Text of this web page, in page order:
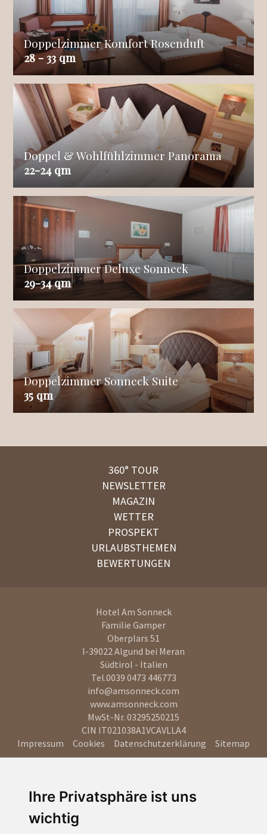
Ihre Privatsphäre ist uns
wichtig
Doppelzimmer Komfort Rosenduft
28 - 33 qm
Doppel & Wohlfühlzimmer Panorama
22-24 qm
Doppelzimmer Deluxe Sonneck
29-34 qm
Doppelzimmer Sonneck Suite
35 qm
360° TOUR
NEWSLETTER
MAGAZIN
WETTER
PROSPEKT
URLAUBSTHEMEN
BEWERTUNGEN
Hotel Am Sonneck
Familie Gamper
Oberplars 51
I-39022 Algund bei Meran
Südtirol - Italien
Tel.0039 0473 446773
info@amsonneck.com
www.amsonneck.com
MwSt-Nr. 03295250215
CIN IT021038A1VCAVLLA4
Impressum
Cookies Datenschutzerklärung Sitemap